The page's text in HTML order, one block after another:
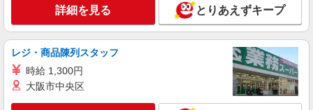
詳細を見る とりあえずキープ
レジ・商品陳列スタッフ
時給 1,300円
大阪市中央区